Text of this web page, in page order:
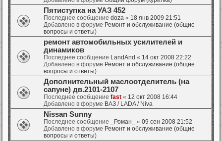
Пятиступка на УАЗ 452
Последнее сообщение doza « 18 янв 2009 21:51
Добавлено в форуме Ремонт и обслуживание (общие
вопросы и ответы)
ремонт автомобильных усилителей и
динамиков
Последнее сообщение LandAnd « 14 окт 2008 22:22
Добавлено в форуме Ремонт и обслуживание (общие
вопросы и ответы)
Дополнительный маслоотделитель (на
сапуне) дв.2101-2107
Последнее сообщение fast « 12 окт 2008 16:44
Добавлено в форуме ВАЗ / LADA / Niva
Nissan Sunny
Последнее сообщение _Роман_ « 09 сен 2008 21:52
Добавлено в форуме Ремонт и обслуживание (общие
вопросы и ответы)